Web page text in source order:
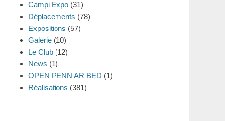
Campi Expo (31)
Déplacements (78)
Expositions (57)
Galerie (10)
Le Club (12)
News (1)
OPEN PENN AR BED (1)
Réalisations (381)